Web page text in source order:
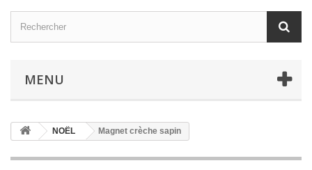
MENU
NOËL Magnet crèche sapin